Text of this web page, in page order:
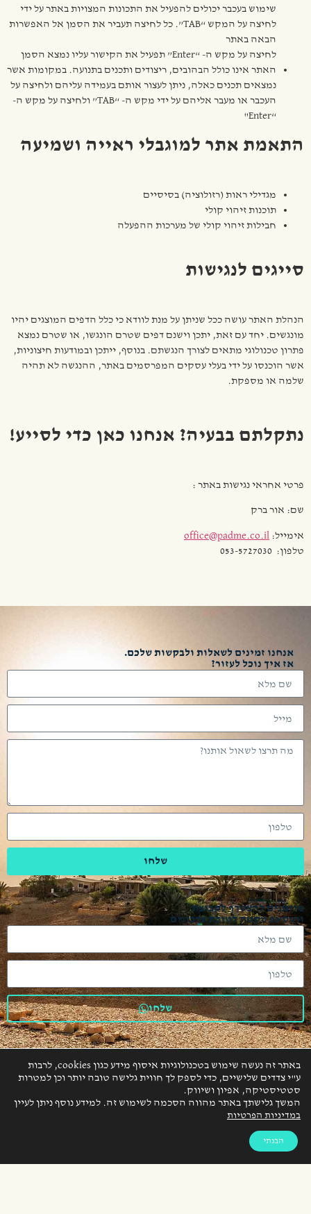
שימוש בעכבר יכולים להפעיל את התכונות המצויות באתר על ידי
לחיצה על המקש “TAB”. כל לחיצה תעביר את הסמן אל האפשרות
הבאה באתר
לחיצה על מקש ה- “Enter” תפעיל את הקישור עליו נמצא הסמן
האתר אינו כולל הבהובים, ריצודים ותכנים בתנועה. במקומות אשר
נמצאים תכנים כאלה, ניתן לעצור אותם בעמידה עליהם ולחיצה על
העכבר או מעבר אליהם על ידי מקש ה- “TAB” ולחיצה על מקש ה-
“Enter"
התאמת אתר למוגבלי ראייה ושמיעה
מגדילי ראות (רזולוציה) בסיסיים
תוכנות זיהוי קולי
חבילות זיהוי קולי של מערכות ההפעלה
סייגים לנגישות
הנהלת האתר עושה ככל שניתן על מנת לוודא כי כלל הדפים המוצגים יהיו
מונגשים. יחד עם זאת, יתכן וישנם דפים שטרם הונגשו, או שטרם נמצא
פתרון טכנולוגי מתאים לצורך הנגשתם. בנוסף, ייתכן ובמודעות חיצוניות,
אשר הוכנסו על ידי בעלי עסקים המפרסמים באתר, ההנגשה לא תהיה
שלמה או מספקת.
נתקלתם בבעיה? אנחנו כאן כדי לסייע!
פרטי אחראי נגישות באתר :
שם: אור ברק
אימייל:
office@padme.co.il
טלפון: 053-5727030
אנחנו זמינים לשאלות ולבקשות שלכם.
אז איך נוכל לעזור?
שלחו
מוזמנים להצטרף לקבוצת
ווטסאפ שקטה לטובת עדכונים
שלחו
אודות ריטריטים אירוע קונספט גלרייה ממליצים
הצהרת נגישות
באתר זה נעשה שימוש בטכנולוגיות איסוף מידע כגון cookies, לרבות
ע"י צדדים שלישיים, כדי לספק לך חווית גלישה טובה יותר וכן למטרות
סטטיסטיקה, אפיון ושיווק.
המשך גלישתך באתר מהווה הסכמה לשימוש זה. למידע נוסף ניתן לעיין
במדיניות הפרטיות
הבנתי